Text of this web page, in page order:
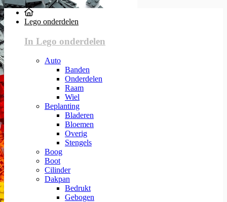
Lego onderdelen
In Lego onderdelen
Auto
Banden
Onderdelen
Raam
Wiel
Beplanting
Bladeren
Bloemen
Overig
Stengels
Boog
Boot
Cilinder
Dakpan
Bedrukt
Gebogen